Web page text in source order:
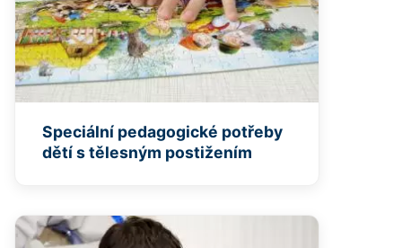
Speciální pedagogické potřeby
dětí s tělesným postižením